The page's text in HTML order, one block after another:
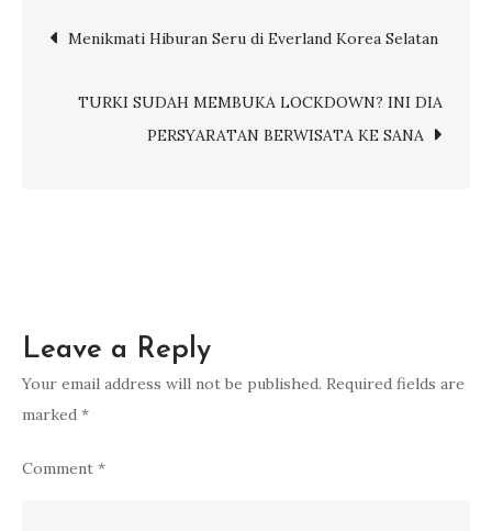
Sang
Dunia
di
Post
navigation
Menikmati Hiburan Seru di Everland Korea Selatan
TURKI SUDAH MEMBUKA LOCKDOWN? INI DIA
PERSYARATAN BERWISATA KE SANA
Leave a Reply
Your email address will not be published. Required fields are
marked *
Comment *